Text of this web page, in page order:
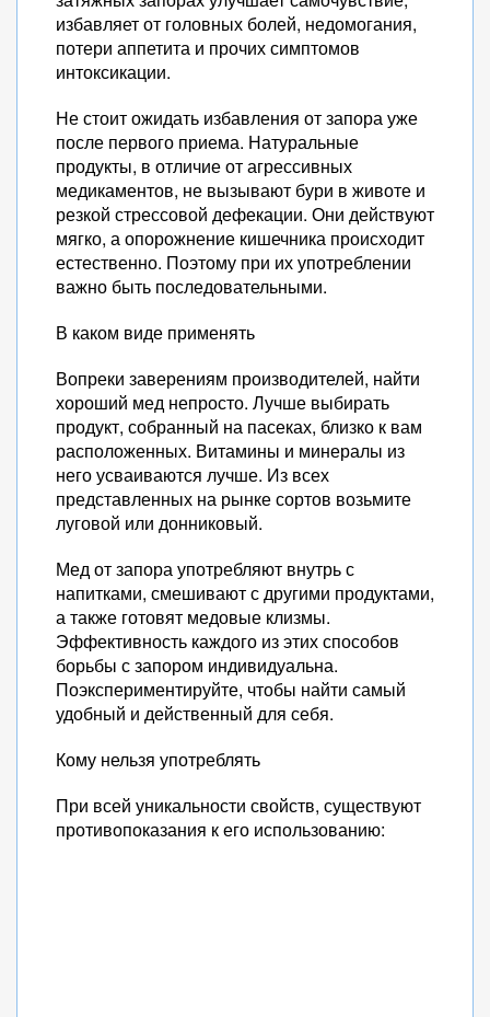
избавляет от головных болей, недомогания,
потери аппетита и прочих симптомов
интоксикации.
Не стоит ожидать избавления от запора уже
после первого приема. Натуральные
продукты, в отличие от агрессивных
медикаментов, не вызывают бури в животе и
резкой стрессовой дефекации. Они действуют
мягко, а опорожнение кишечника происходит
естественно. Поэтому при их употреблении
важно быть последовательными.
В каком виде применять
Вопреки заверениям производителей, найти
хороший мед непросто. Лучше выбирать
продукт, собранный на пасеках, близко к вам
расположенных. Витамины и минералы из
него усваиваются лучше. Из всех
представленных на рынке сортов возьмите
луговой или донниковый.
Мед от запора употребляют внутрь с
напитками, смешивают с другими продуктами,
а также готовят медовые клизмы.
Эффективность каждого из этих способов
борьбы с запором индивидуальна.
Поэкспериментируйте, чтобы найти самый
удобный и действенный для себя.
Кому нельзя употреблять
При всей уникальности свойств, существуют
противопоказания к его использованию: